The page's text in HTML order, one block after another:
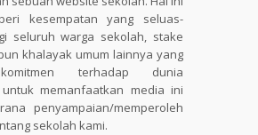
kesempatan yang seluas-
seluruh warga sekolah, stake
khalayak umum lainnya yang
terhadap dunia
memanfaatkan media ini
penyampaian/memperoleh
sekolah kami.